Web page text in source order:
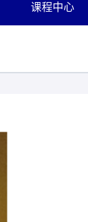
课程中心